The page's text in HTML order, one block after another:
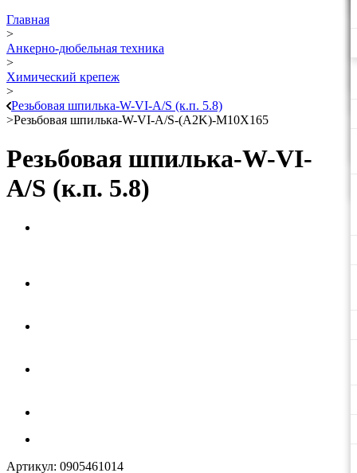
Главная
>
Анкерно-дюбельная техника
>
Химический крепеж
>
Резьбовая шпилька-W-VI-A/S (к.п. 5.8)
>Резьбовая шпилька-W-VI-A/S-(A2K)-M10X165
Резьбовая шпилька-W-VI-
A/S (к.п. 5.8)
Артикул: 0905461014